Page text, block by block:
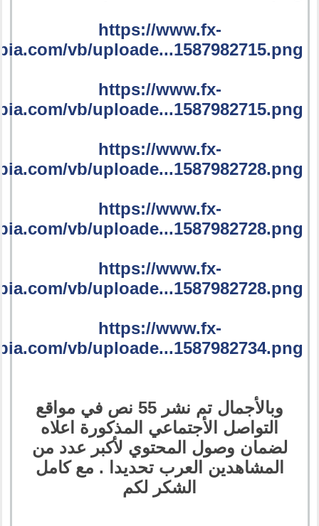
https://www.fx-
vb/uploade...1587982715.png
https://www.fx-
vb/uploade...1587982715.png
https://www.fx-
vb/uploade...1587982728.png
https://www.fx-
vb/uploade...1587982728.png
https://www.fx-
vb/uploade...1587982728.png
https://www.fx-
vb/uploade...1587982734.png
وبالأجمال تم نشر 55 نص في مواقع
التواصل الأجتماعي المذكورة اعلاه
لضمان وصول المحتوي لأكبر عدد من
المشاهدين العرب تحديدا . مع كامل
الشكر لكم